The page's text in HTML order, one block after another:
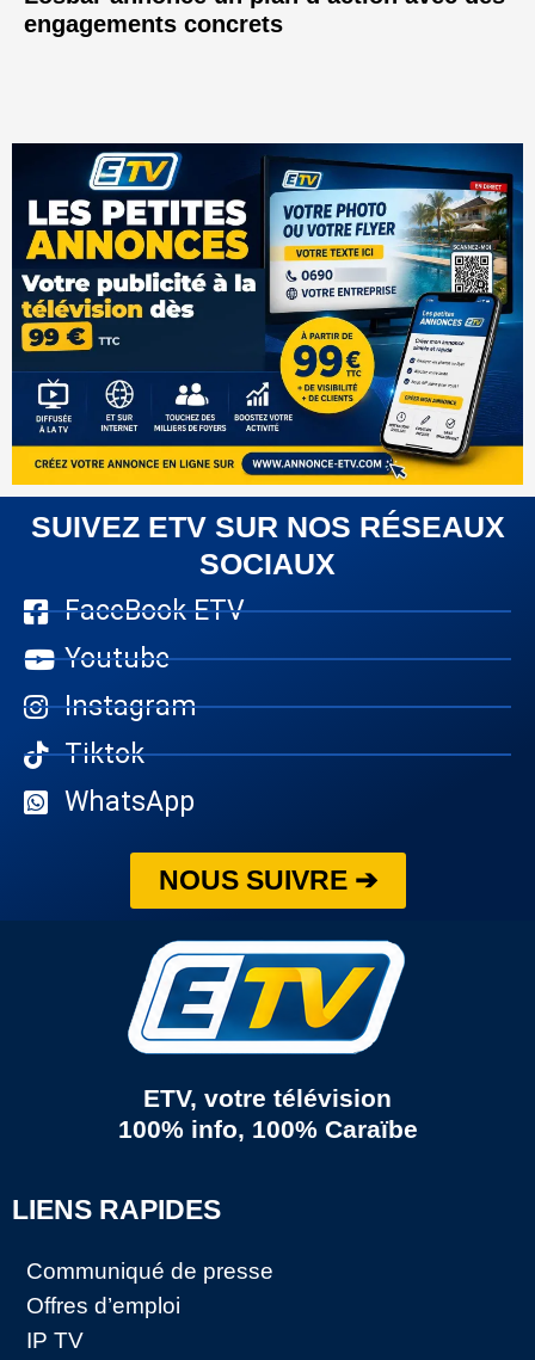
engagements concrets
SUIVEZ ETV SUR NOS RÉSEAUX
SOCIAUX
FaceBook ETV
Youtube
Instagram
Tiktok
WhatsApp
NOUS SUIVRE ➔
ETV, votre télévision
100% info, 100% Caraïbe
LIENS RAPIDES
Communiqué de presse
Offres d’emploi
IP TV